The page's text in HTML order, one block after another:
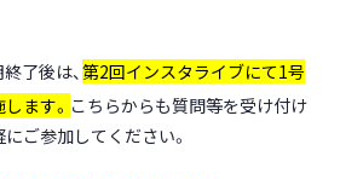
了後は、第2回インスタライブにて1号
ます。 こちらからも質問等を受け付け
ご参加してください。